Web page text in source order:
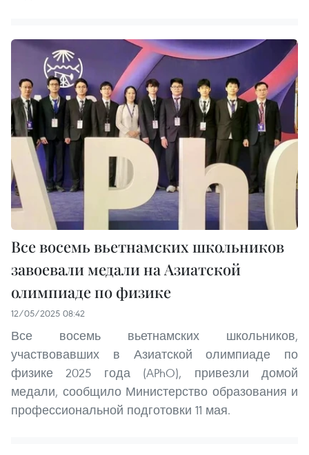
Все восемь вьетнамских школьников
завоевали медали на Азиатской
олимпиаде по физике
12/05/2025 08:42
Все восемь вьетнамских школьников,
участвовавших в Азиатской олимпиаде по
физике 2025 года (APhO), привезли домой
медали, сообщило Министерство образования и
профессиональной подготовки 11 мая.